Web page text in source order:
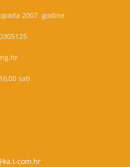
2007. godine
sati
com.hr